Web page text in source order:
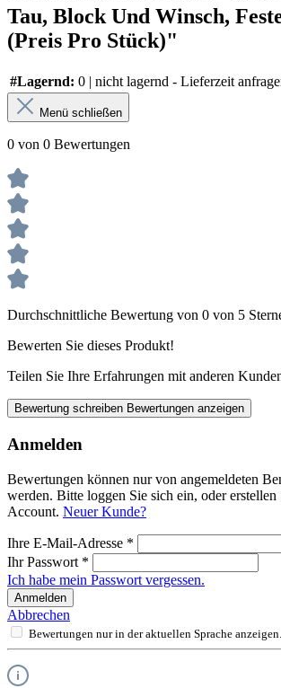
Tau, Block Und Winsch,
(Preis Pro Stück)"
#Lagernd: 0 | nicht lagernd - Lieferzeit
Menü schließen
0 von 0 Bewertungen
Durchschnittliche Bewertung von 0 von 5
Bewerten Sie dieses Produkt!
Teilen Sie Ihre Erfahrungen mit anderen
Bewertung schreiben Bewertungen anzeigen
Anmelden
Bewertungen können nur von angemeldeten
werden. Bitte loggen Sie sich ein, oder erstellen
Account. Neuer Kunde?
Ihre E-Mail-Adresse *
Ihr Passwort *
Ich habe mein Passwort vergessen.
Anmelden
Abbrechen
Bewertungen nur in der aktuellen Sprache anzeigen.